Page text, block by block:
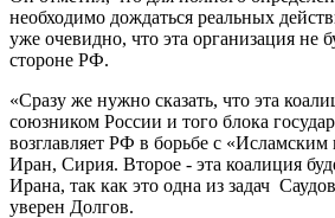
необходимо дождаться реальных
уже очевидно, что эта организация не
стороне РФ.
«Сразу же нужно сказать, что эта
союзником России и того блока
возглавляет РФ в борьбе с «Исламским
Иран, Сирия. Второе - эта коалиция
Ирана, так как это одна из задач
уверен Долгов.